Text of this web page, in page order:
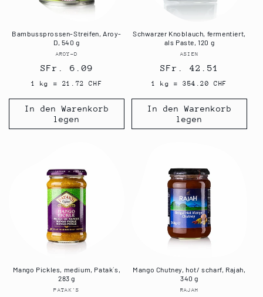
Bambussprossen-Streifen, Aroy-
D, 540 g
Anbieter:
AROY-D
Normaler
Preis
SFr. 6.09
1 kg = 21.72 CHF
In den Warenkorb
legen
Schwarzer Knoblauch, fermentiert,
als Paste, 120 g
Anbieter:
ASIEN
Normaler
Preis
SFr. 42.51
1 kg = 354.20 CHF
In den Warenkorb
legen
Mango Pickles, medium, Patak´s,
283 g
Anbieter:
PATAK'S
Mango Chutney, hot/ scharf, Rajah,
340 g
Anbieter:
RAJAH